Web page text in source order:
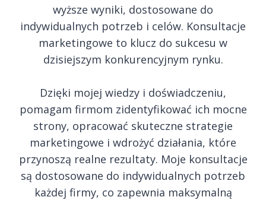
wyższe wyniki, dostosowane do
indywidualnych potrzeb i celów. Konsultacje
marketingowe to klucz do sukcesu w
dzisiejszym konkurencyjnym rynku.
Dzięki mojej wiedzy i doświadczeniu,
pomagam firmom zidentyfikować ich mocne
strony, opracować skuteczne strategie
marketingowe i wdrożyć działania, które
przynoszą realne rezultaty. Moje konsultacje
są dostosowane do indywidualnych potrzeb
każdej firmy, co zapewnia maksymalną